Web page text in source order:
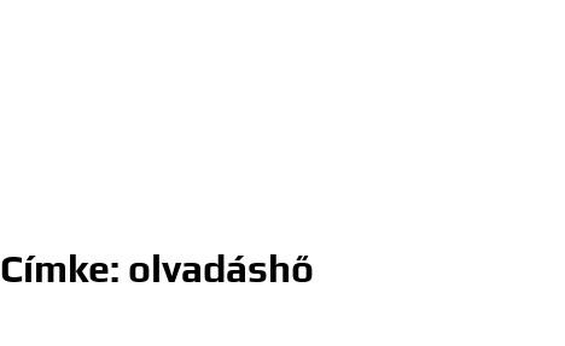
Címke: olvadáshő